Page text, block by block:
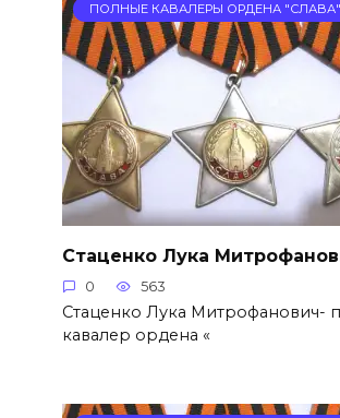
ПОЛНЫЕ КАВАЛЕРЫ ОРДЕНА "СЛАВА"
Стаценко Лука
0 563
Стаценко Лука Митрофанович-
кавалер ордена «